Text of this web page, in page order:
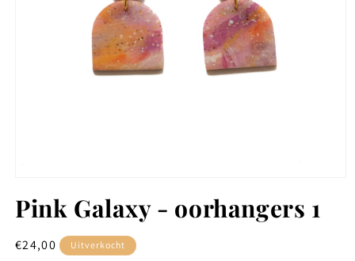
openen
in
Pink Galaxy - oorhangers 1
Normale
€24,00 Uitverkocht